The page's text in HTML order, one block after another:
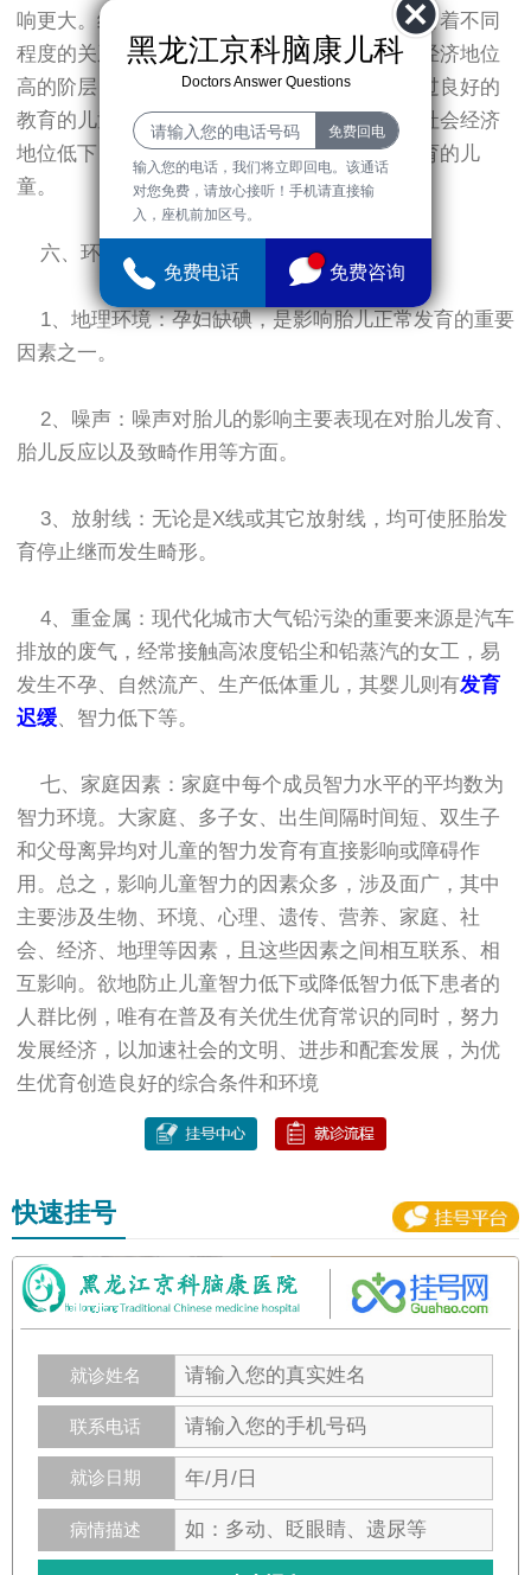
响更大。绝大多数智力低下均与社会心理因素有着不同
程度的关系，特别是轻度智力低下。如在社会经济地位
高的阶层，有稳定的家庭结构，或其母亲曾受过良好的
教育的儿童的智力低下的比例显然要大大小于社会经济
地位低下，家庭不稳定或母亲没能受到良好教育的儿
童。
六、环境因素
1、地理环境：孕妇缺碘，是影响胎儿正常发育的重要
因素之一。
2、噪声：噪声对胎儿的影响主要表现在对胎儿发育、
胎儿反应以及致畸作用等方面。
3、放射线：无论是X线或其它放射线，均可使胚胎发
育停止继而发生畸形。
4、重金属：现代化城市大气铅污染的重要来源是汽车
排放的废气，经常接触高浓度铅尘和铅蒸汽的女工，易
发生不孕、自然流产、生产低体重儿，其婴儿则有发育
迟缓 、智力低下等。
七、家庭因素：家庭中每个成员智力水平的平均数为
智力环境。大家庭、多子女、出生间隔时间短、双生子
和父母离异均对儿童的智力发育有直接影响或障碍作
用。总之，影响儿童智力的因素众多，涉及面广，其中
主要涉及生物、环境、心理、遗传、营养、家庭、社
会、经济、地理等因素，且这些因素之间相互联系、相
互影响。欲地防止儿童智力低下或降低智力低下患者的
人群比例，唯有在普及有关优生优育常识的同时，努力
发展经济，以加速社会的文明、进步和配套发展，为优
生优育创造良好的综合条件和环境
快速挂号
就诊姓名
联系电话
就诊日期
病情描述
黑龙江京科脑康儿科
Doctors Answer Questions
输入您的电话，我们将立即回电。该通话
对您免费，请放心接听！手机请直接输
入，座机前加区号。
免费电话 免费咨询